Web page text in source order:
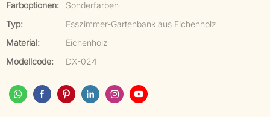
Farboptionen:
Sonderfarben
Typ:
Esszimmer-Gartenbank aus Eichenholz
Material:
Eichenholz
Modellcode:
DX-024